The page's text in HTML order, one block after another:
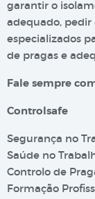
garantir o
adequado, pedir
especializados
de pragas e
Fale sempre
Controlsafe
Segurança no
Saúde no
Controlo de
Formação